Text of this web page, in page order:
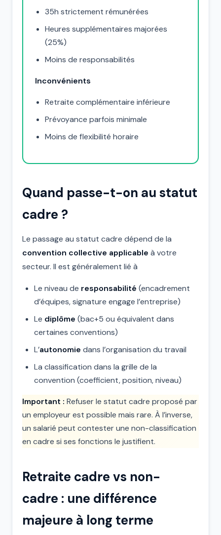
35h strictement rémunérées
Heures supplémentaires majorées
(25%)
Moins de responsabilités
Inconvénients
Retraite complémentaire inférieure
Prévoyance parfois minimale
Moins de flexibilité horaire
Quand passe-t-on au statut
cadre ?
Le passage au statut cadre dépend de la
convention collective applicable à votre
secteur. Il est généralement lié à
Le niveau de responsabilité (encadrement
d’équipes, signature engage l’entreprise)
Le diplôme (bac+5 ou équivalent dans
certaines conventions)
L’autonomie dans l’organisation du travail
La classification dans la grille de la
convention (coefficient, position, niveau)
Important : Refuser le statut cadre proposé par
un employeur est possible mais rare. À l’inverse,
un salarié peut contester une non-classification
en cadre si ses fonctions le justifient.
Retraite cadre vs non-
cadre : une différence
majeure à long terme